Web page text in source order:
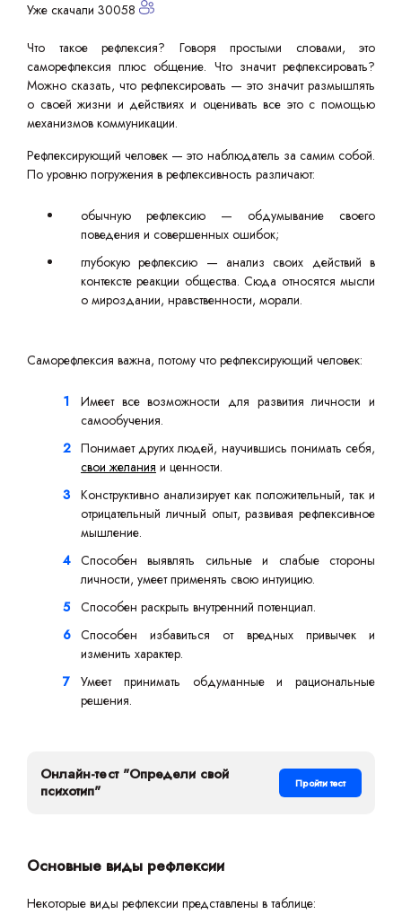
Уже скачали 30058
Что такое рефлексия? Говоря простыми словами, это
саморефлексия плюс общение. Что значит рефлексировать?
Можно сказать, что рефлексировать — это значит размышлять
о своей жизни и действиях и оценивать все это с помощью
механизмов коммуникации.
Рефлексирующий человек — это наблюдатель за самим собой.
По уровню погружения в рефлексивность различают:
обычную рефлексию — обдумывание своего
поведения и совершенных ошибок;
глубокую рефлексию — анализ своих действий в
контексте реакции общества. Сюда относятся мысли
о мироздании, нравственности, морали.
Саморефлексия важна, потому что рефлексирующий человек:
Имеет все возможности для развития личности и
самообучения.
Понимает других людей, научившись понимать себя,
свои желания и ценности.
Конструктивно анализирует как положительный, так и
отрицательный личный опыт, развивая рефлексивное
мышление.
Способен выявлять сильные и слабые стороны
личности, умеет применять свою интуицию.
Способен раскрыть внутренний потенциал.
Способен избавиться от вредных привычек и
изменить характер.
Умеет принимать обдуманные и рациональные
решения.
Онлайн-тест "Определи свой
психотип"
Пройти тест
Основные виды рефлексии
Некоторые виды рефлексии представлены в таблице: